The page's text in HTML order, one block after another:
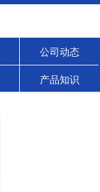
公司动态
产品知识